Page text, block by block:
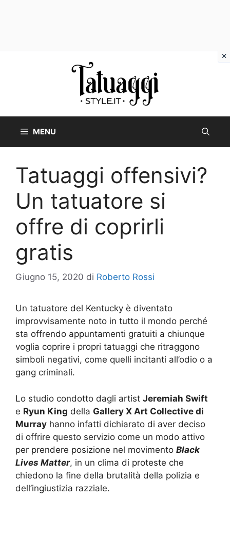
MENU
Tatuaggi offensivi?
Un tatuatore si
offre di coprirli
gratis
Giugno 15, 2020 di Roberto Rossi
Un tatuatore del Kentucky è diventato
improvvisamente noto in tutto il mondo perché
sta offrendo appuntamenti gratuiti a chiunque
voglia coprire i propri tatuaggi che ritraggono
simboli negativi, come quelli incitanti all’odio o a
gang criminali.
Lo studio condotto dagli artist Jeremiah Swift
e Ryun King della Gallery X Art Collective di
Murray hanno infatti dichiarato di aver deciso
di offrire questo servizio come un modo attivo
per prendere posizione nel movimento Black
Lives Matter, in un clima di proteste che
chiedono la fine della brutalità della polizia e
dell’ingiustizia razziale.